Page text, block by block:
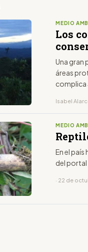
MEDIO
Los
Una gran
áreas
complica
Isabel
MEDIO
En el
del portal
· 22 de